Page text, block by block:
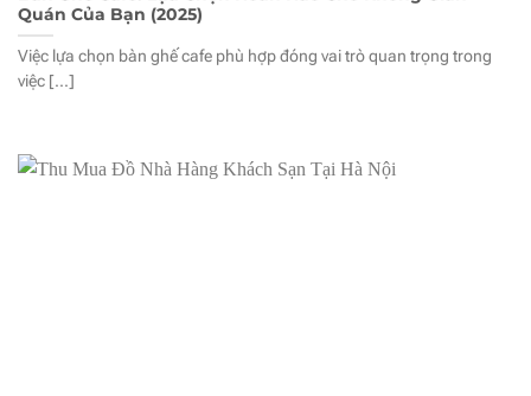
Quán Của Bạn (2025)
Việc lựa chọn bàn ghế cafe phù hợp đóng vai trò quan trọng trong
việc [...]